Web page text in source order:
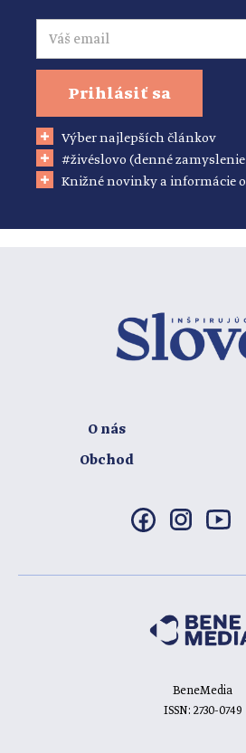
Email
Prihlásiť sa
Výber najlepších článkov
#živéslovo (denné
Knižné novinky a informácie
O nás
Obchod
BeneMedia
ISSN: 2730-0749